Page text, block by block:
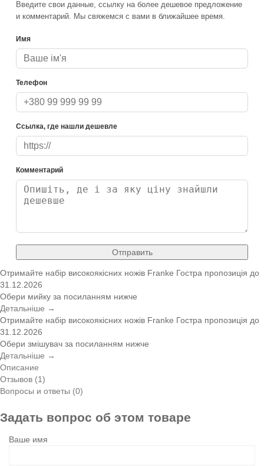
Введите свои данные, ссылку на более дешевое предложение
и комментарий. Мы свяжемся с вами в ближайшее время.
Имя
Телефон
Ссылка, где нашли дешевле
Комментарий
Отправить
Отримайте набір високоякісних ножів Franke Гостра пропозиція до
31.12.2026
Обери мийку за посиланням нижче
Детальніше →
Отримайте набір високоякісних ножів Franke Гостра пропозиція до
31.12.2026
Обери змішувач за посиланням нижче
Детальніше →
Описание
Отзывов (1)
Вопросы и ответы (0)
Задать вопрос об этом товаре
Ваше имя